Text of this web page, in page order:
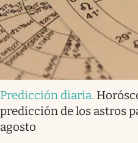
Predicción diaria.
predicción de los astros
agosto